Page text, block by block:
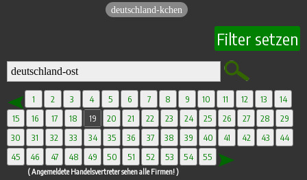
deutschland-kchen
Filter setzen
1 2 3 4 5 6 7 8 9 10 11 12 13
14
15
16 17 18 19 20 21 22 23 24 25 26 27 28
29
30
31 32 33 34 35 36 37 38 39 40 41 42 43
44
45
46 47 48 49 50 51 52 53 54 55
( Angemeldete Handelsvertreter sehen alle Firmen! )